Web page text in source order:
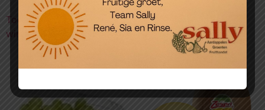
Toevoegen aan
winkelwagen
Toevoegen aan
winkelwagen